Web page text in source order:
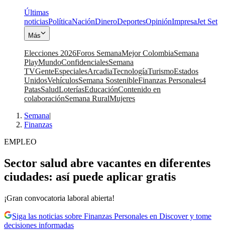
Últimas
noticiasPolíticaNaciónDineroDeportesOpiniónImpresaJet Set
Más
Elecciones 2026Foros SemanaMejor ColombiaSemana
PlayMundoConfidencialesSemana
TVGenteEspecialesArcadiaTecnologíaTurismoEstados
UnidosVehículosSemana SostenibleFinanzas Personales4
PatasSaludLoteríasEducaciónContenido en
colaboraciónSemana RuralMujeres
Semana|
Finanzas
EMPLEO
Sector salud abre vacantes en diferentes
ciudades: así puede aplicar gratis
¡Gran convocatoria laboral abierta!
Siga las noticias sobre Finanzas Personales en Discover y tome
decisiones informadas